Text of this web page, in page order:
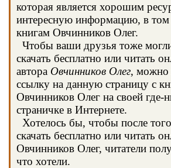
которая является хорошим
интересную информацию, в том
книгам Овчинников Олег.
Чтобы ваши друзья тоже
скачать бесплатно или читать
автора Овчинников Олег, можно
ссылку на данную страницу с
Овчинников Олег на своей где-
страничке в Интернете.
Хотелось бы, чтобы после
скачать бесплатно или читать
Овчинников Олег, читатели
что хотели.